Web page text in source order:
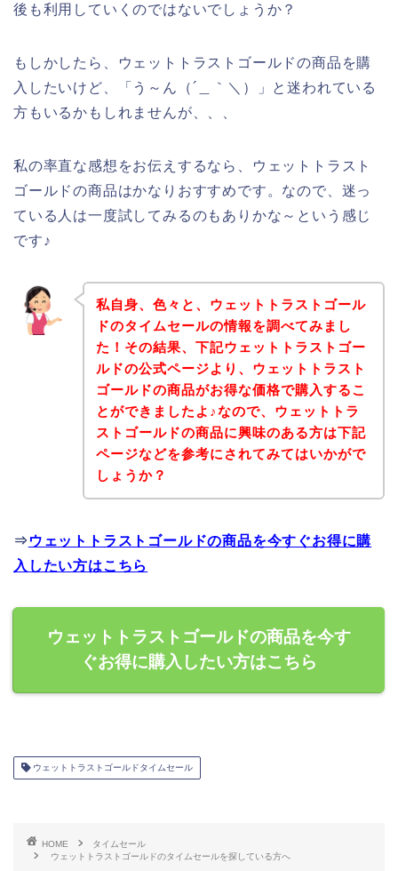
後も利用していくのではないでしょうか？
もしかしたら、ウェットトラストゴールドの商品を購
入したいけど、「う～ん（´＿｀＼）」と迷われている
方もいるかもしれませんが、、、
私の率直な感想をお伝えするなら、ウェットトラスト
ゴールドの商品はかなりおすすめです。なので、迷っ
ている人は一度試してみるのもありかな～という感じ
です♪
私自身、色々と、ウェットトラストゴール
ドのタイムセールの情報を調べてみまし
た！その結果、下記ウェットトラストゴー
ルドの公式ページより、ウェットトラスト
ゴールドの商品がお得な価格で購入するこ
とができましたよ♪なので、ウェットトラ
ストゴールドの商品に興味のある方は下記
ページなどを参考にされてみてはいかがで
しょうか？
⇒ ウェットトラストゴールドの商品を今すぐお得に購
入したい方はこちら
ウェットトラストゴールドの商品を今す
ぐお得に購入したい方はこちら
ウェットトラストゴールドタイムセール
HOME
タイムセール
ウェットトラストゴールドのタイムセールを探している方へ